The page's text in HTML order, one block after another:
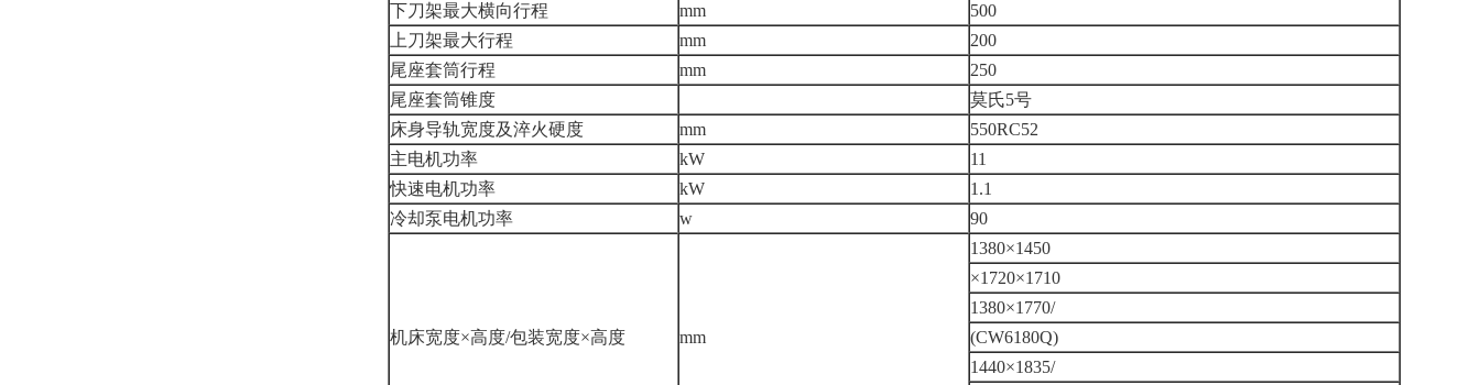
下刀架最大横向行程
mm
500
上刀架最大行程
mm
200
尾座套筒行程
mm
250
尾座套筒锥度
莫氏5号
床身导轨宽度及淬火硬度
mm
550RC52
主电机功率
kW
11
快速电机功率
kW
1.1
冷却泵电机功率
w 90
机床宽度×高度/包装宽度×高度 mm
1380×1450
×1720×1710
1380×1770/
(CW6180Q)
1440×1835/